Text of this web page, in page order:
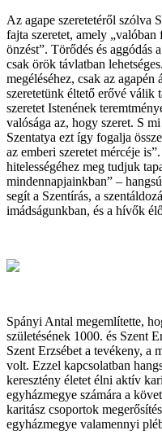
Az agape szeretetéről szólva
fajta szeretet, amely
önzést”. Törődés és aggódás
csak örök távlatban
megéléséhez, csak az
szeretetünk éltető erővé válik
szeretet Istenének
valósága az, hogy szeret. S
Szentatya ezt így fogalja
az emberi szeretet mércéje
hitelességéhez meg tudjuk
mindennapjainkban” –
segít a Szentírás, a
imádságunkban, és a hívők
Spányi Antal megemlítette,
születésének 1000. és Szent
Szent Erzsébet a tevékeny, a
volt. Ezzel kapcsolatban
keresztény életet élni aktív
egyházmegye számára a
karitász csoportok
egyházmegye valamennyi